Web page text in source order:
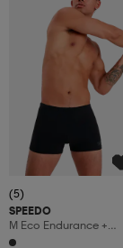
(5)
SPEEDO
M Eco Endurance +
Aquashort